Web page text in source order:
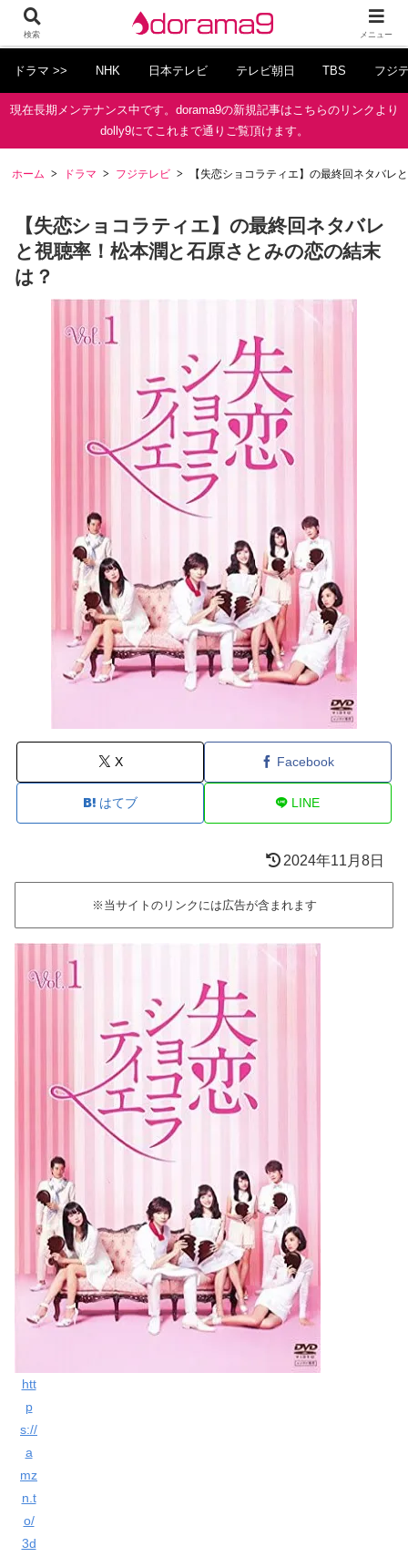
ドラマ >> NHK 日本テレビ テレビ朝日 TBS フジ
現在長期メンテナンス中です。dorama9の新規記事はこちらのリンクより
dolly9にてこれまで通りご覧頂けます。
ホーム ドラマ フジテレビ 【失恋ショコラティエ】の最終回ネタバレ
【失恋ショコラティエ】の最終回ネタバレ
と視聴率！松本潤と石原さとみの恋の結末
は？
X Facebook
はてブ LINE
2024年11月8日
※当サイトのリンクには広告が含まれます
htt
p
s://
a
mz
n.t
o/
3d
検索 メニュー